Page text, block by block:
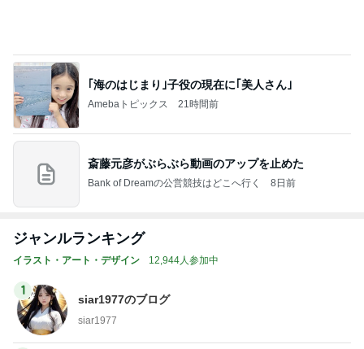
｢海のはじまり｣子役の現在に｢美人さん｣
Amebaトピックス 21時間前
斎藤元彦がぶらぶら動画のアップを止めた
Bank of Dreamの公営競技はどこへ行く 8日前
ジャンルランキング
イラスト・アート・デザイン 12,944人参加中
1
siar1977のブログ
siar1977